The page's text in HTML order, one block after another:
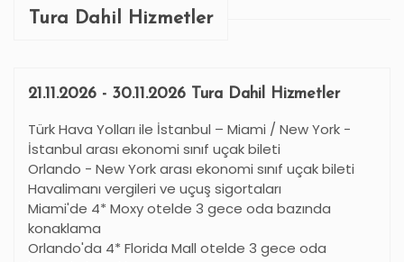
Tura Dahil Hizmetler
21.11.2026 - 30.11.2026 Tura Dahil Hizmetler
Türk Hava Yolları ile İstanbul – Miami / New York -
İstanbul arası ekonomi sınıf uçak bileti
Orlando - New York arası ekonomi sınıf uçak bileti
Havalimanı vergileri ve uçuş sigortaları
Miami'de 4* Moxy otelde 3 gece oda bazında
konaklama
Orlando'da 4* Florida Mall otelde 3 gece oda